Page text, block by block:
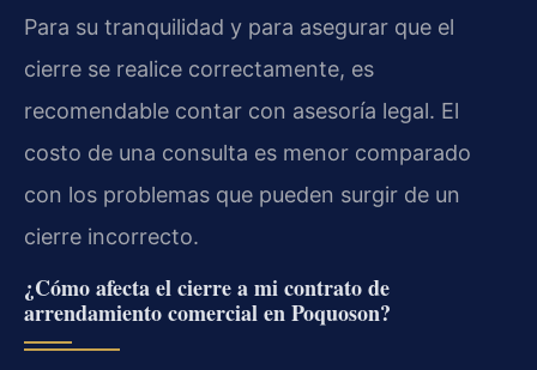
Para su tranquilidad y para asegurar que el
cierre se realice correctamente, es
recomendable contar con asesoría legal. El
costo de una consulta es menor comparado
con los problemas que pueden surgir de un
cierre incorrecto.
¿Cómo afecta el cierre a mi contrato de
arrendamiento comercial en Poquoson?